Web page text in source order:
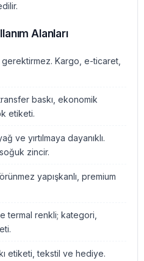
Alanları
Kargo, e-ticaret,
baskı, ekonomik
etiketi.
ve yırtılmaya dayanıklı.
zincir.
yapışkanlı, premium
termal renkli; kategori,
etiketi, tekstil ve hediye.